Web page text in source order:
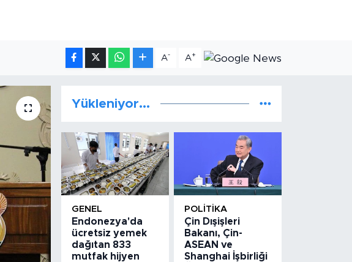
A- A+
Yükleniyor...
GENEL
Endonezya'da
ücretsiz yemek
dağıtan 833
mutfak hijyen
POLITIKA
Çin Dışişleri
Bakanı, Çin-
ASEAN ve
Shanghai İşbirliği